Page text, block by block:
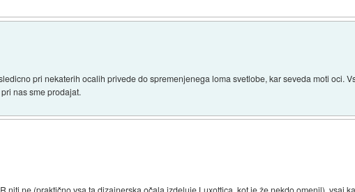
pri nekaterih ocalih privede do spremenjenega loma svetlobe, kar seveda moti oci.
nas sme prodajat.